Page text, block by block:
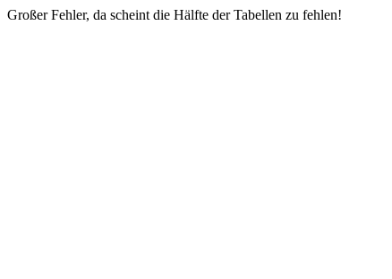
Großer Fehler, da scheint die Hälfte der Tabellen zu fehlen!